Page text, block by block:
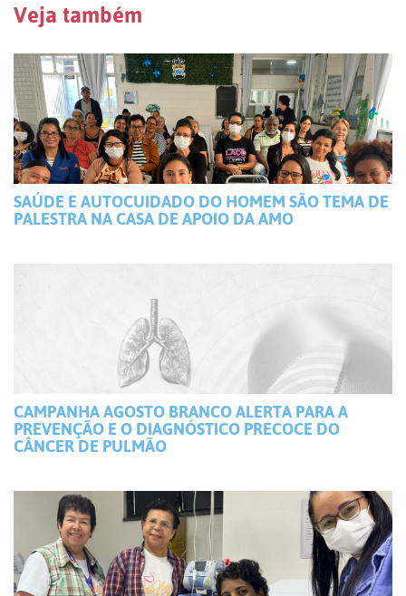
Veja também
SAÚDE E AUTOCUIDADO DO HOMEM SÃO TEMA DE
PALESTRA NA CASA DE APOIO DA AMO
CAMPANHA AGOSTO BRANCO ALERTA PARA A
PREVENÇÃO E O DIAGNÓSTICO PRECOCE DO
CÂNCER DE PULMÃO